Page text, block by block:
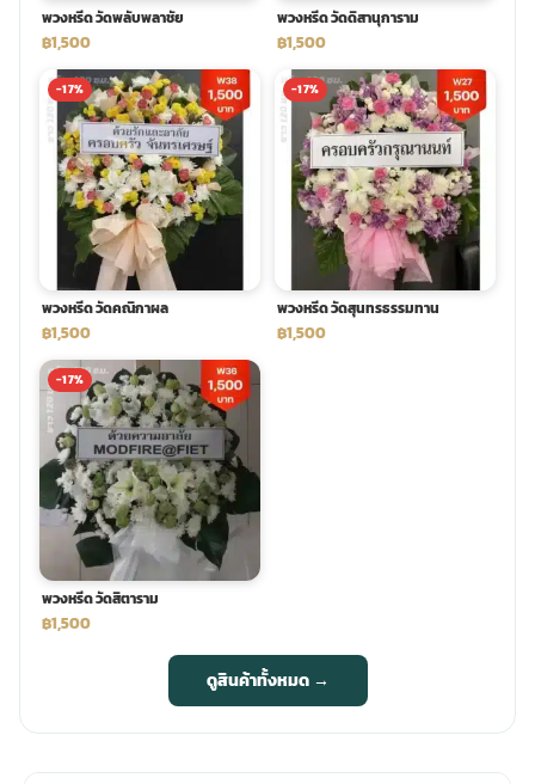
พวงหรีด วัดพลับพลาชัย
฿1,500
พวงหรีด วัดดิสานุการาม
฿1,500
-17%
พวงหรีด วัดคณิกาผล
฿1,500
-17%
พวงหรีด วัดสุนทรธรรมทาน
฿1,500
-17%
พวงหรีด วัดสิตาราม
฿1,500
ดูสินค้าทั้งหมด →